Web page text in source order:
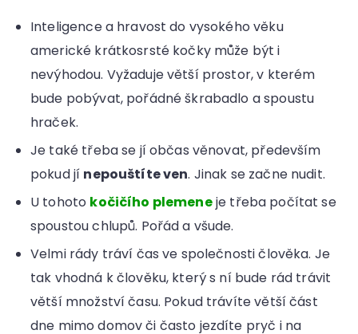
Inteligence a hravost do vysokého věku
americké krátkosrsté kočky může být i
nevýhodou. Vyžaduje větší prostor, v kterém
bude pobývat, pořádné škrabadlo a spoustu
hraček.
Je také třeba se jí občas věnovat, především
pokud jí nepouštíte ven. Jinak se začne nudit.
U tohoto kočičího plemeneje třeba počítat se
spoustou chlupů. Pořád a všude.
Velmi rády tráví čas ve společnosti člověka. Je
tak vhodná k člověku, který s ní bude rád trávit
větší množství času. Pokud trávíte větší část
dne mimo domov či často jezdíte pryč i na